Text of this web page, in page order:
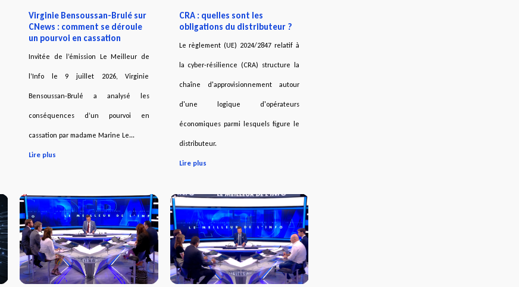
Virginie Bensoussan-Brulé sur
CNews : comment se déroule
un pourvoi en cassation
Invitée de l’émission Le Meilleur de
l’Info le 9 juillet 2026, Virginie
Bensoussan-Brulé a analysé les
conséquences d’un pourvoi en
cassation par madame Marine Le...
Lire plus
CRA : quelles sont les
obligations du distributeur ?
Le règlement (UE) 2024/2847 relatif à
la cyber-résilience (CRA) structure la
chaîne d'approvisionnement autour
d'une logique d'opérateurs
économiques parmi lesquels figure le
distributeur.
Lire plus